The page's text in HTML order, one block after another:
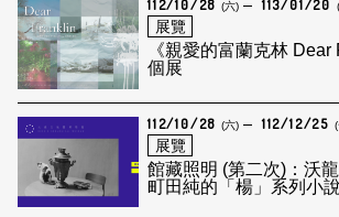
112/10/28 (六) 113/01/20
展覽
《親愛的富蘭克林
個展
112/10/28 (六) 112/12/25
展覽
館藏照明 (第二次)：沃
町田純的「楊」系列小說